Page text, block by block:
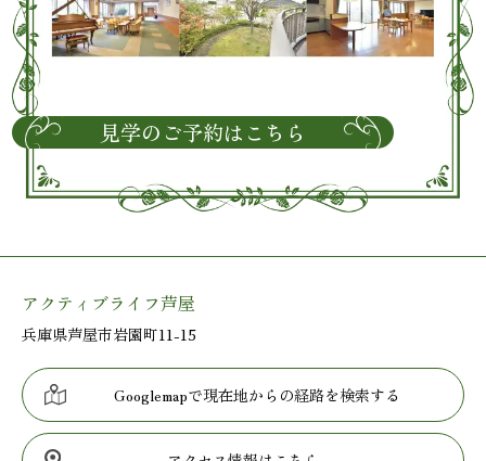
見学のご予約はこちら
アクティブライフ芦屋
兵庫県芦屋市岩園町11-15
Googlemapで現在地からの経路を検索する